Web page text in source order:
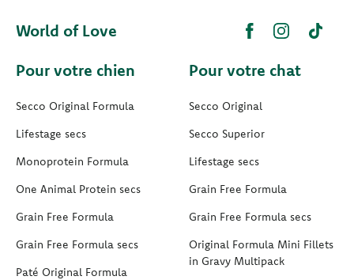
World of Love
Pour votre chien
Secco Original Formula
Lifestage secs
Monoprotein Formula
One Animal Protein secs
Grain Free Formula
Grain Free Formula secs
Paté Original Formula
Pour votre chat
Secco Original
Secco Superior
Lifestage secs
Grain Free Formula
Grain Free Formula secs
Original Formula Mini Fillets
in Gravy Multipack